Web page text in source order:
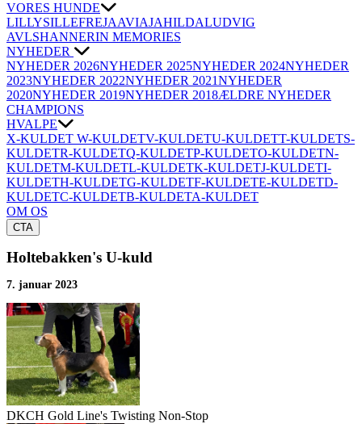
VORES HUNDE
LILLYSILLEFREJAAVIAJAHILDALUDVIG
AVLSHANNERIN MEMORIES
NYHEDER
NYHEDER 2026NYHEDER 2025NYHEDER 2024NYHEDER
2023NYHEDER 2022NYHEDER 2021NYHEDER
2020NYHEDER 2019NYHEDER 2018ÆLDRE NYHEDER
CHAMPIONS
HVALPE
X-KULDET W-KULDETV-KULDETU-KULDETT-KULDETS-
KULDETR-KULDETQ-KULDETP-KULDETO-KULDETN-
KULDETM-KULDETL-KULDETK-KULDETJ-KULDETI-
KULDETH-KULDETG-KULDETF-KULDETE-KULDETD-
KULDETC-KULDETB-KULDETA-KULDET
OM OS
CTA
Holtebakken's U-kuld
7. januar 2023
DKCH Gold Line's Twisting Non-Stop